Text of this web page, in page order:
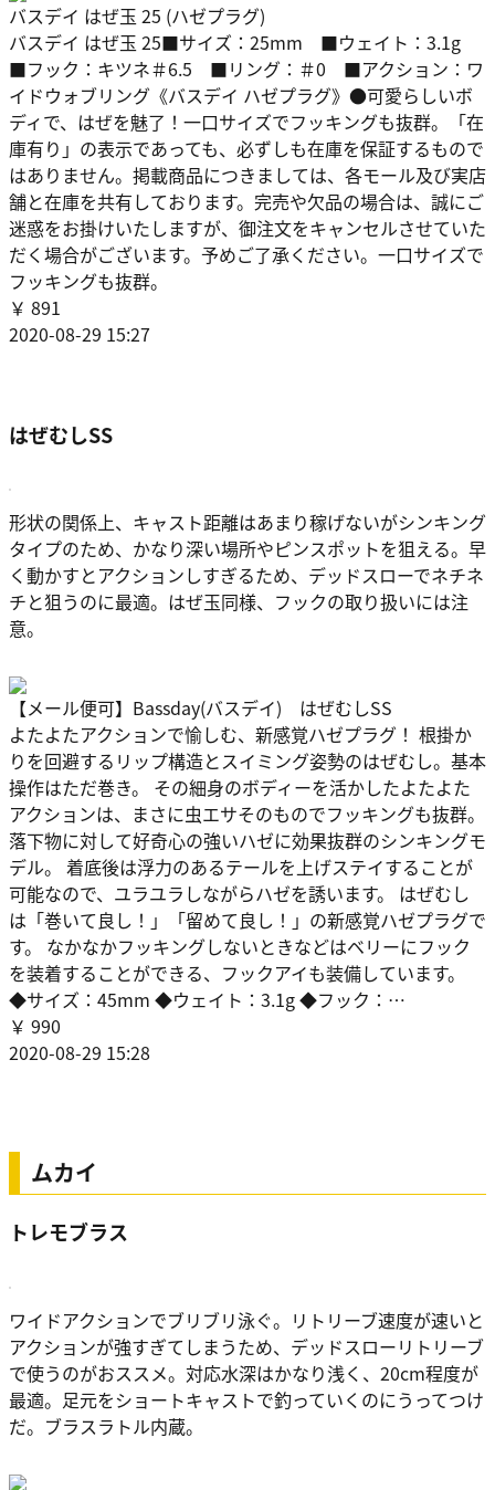
バスデイ はぜ玉 25 (ハゼプラグ)
バスデイ はぜ玉 25■サイズ：25mm ■ウェイト：3.1g
■フック：キツネ＃6.5 ■リング：＃0 ■アクション：ワ
イドウォブリング《バスデイ ハゼプラグ》●可愛らしいボ
ディで、はぜを魅了！一口サイズでフッキングも抜群。「在
庫有り」の表示であっても、必ずしも在庫を保証するもので
はありません。掲載商品につきましては、各モール及び実店
舗と在庫を共有しております。完売や欠品の場合は、誠にご
迷惑をお掛けいたしますが、御注文をキャンセルさせていた
だく場合がございます。予めご了承ください。一口サイズで
フッキングも抜群。
￥ 891
2020-08-29 15:27
はぜむしSS
形状の関係上、キャスト距離はあまり稼げないがシンキング
タイプのため、かなり深い場所やピンスポットを狙える。早
く動かすとアクションしすぎるため、デッドスローでネチネ
チと狙うのに最適。はぜ玉同様、フックの取り扱いには注
意。
【メール便可】Bassday(バスデイ) はぜむしSS
よたよたアクションで愉しむ、新感覚ハゼプラグ！ 根掛か
りを回避するリップ構造とスイミング姿勢のはぜむし。基本
操作はただ巻き。 その細身のボディーを活かしたよたよた
アクションは、まさに虫エサそのものでフッキングも抜群。
落下物に対して好奇心の強いハゼに効果抜群のシンキングモ
デル。 着底後は浮力のあるテールを上げステイすることが
可能なので、ユラユラしながらハゼを誘います。 はぜむし
は「巻いて良し！」「留めて良し！」の新感覚ハゼプラグで
す。 なかなかフッキングしないときなどはベリーにフック
を装着することができる、フックアイも装備しています。
◆サイズ：45mm ◆ウェイト：3.1g ◆フック：…
￥ 990
2020-08-29 15:28
ムカイ
トレモブラス
ワイドアクションでブリブリ泳ぐ。リトリーブ速度が速いと
アクションが強すぎてしまうため、デッドスローリトリーブ
で使うのがおススメ。対応水深はかなり浅く、20cm程度が
最適。足元をショートキャストで釣っていくのにうってつけ
だ。ブラスラトル内蔵。